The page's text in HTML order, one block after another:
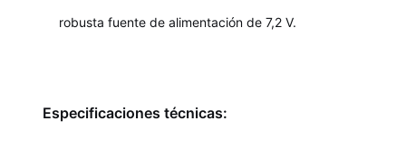
robusta fuente de alimentación de 7,2 V.
Especificaciones técnicas: